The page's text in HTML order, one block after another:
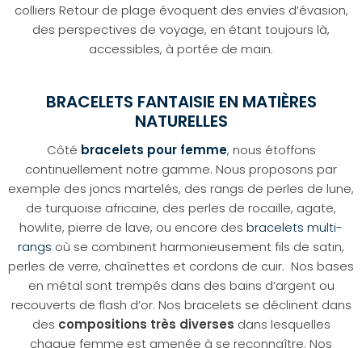
colliers Retour de plage évoquent des envies d’évasion,
des perspectives de voyage, en étant toujours là,
accessibles, à portée de main.
BRACELETS FANTAISIE EN MATIÈRES
NATURELLES
Côté bracelets pour femme, nous étoffons
continuellement notre gamme. Nous proposons par
exemple des joncs martelés, des rangs de perles de lune,
de turquoise africaine, des perles de rocaille, agate,
howlite, pierre de lave, ou encore des bracelets multi-
rangs où se combinent harmonieusement fils de satin,
perles de verre, chaînettes et cordons de cuir. Nos bases
en métal sont trempés dans des bains d’argent ou
recouverts de flash d’or. Nos bracelets se déclinent dans
des compositions très diverses dans lesquelles
chaque femme est amenée à se reconnaître. Nos